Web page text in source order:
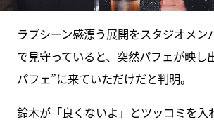
ラブシーン感漂う展開をスタジオメン
で見守っていると、突然パフェが映し
パフェ”に来ていただけだと判明。
鈴木が「良くないよ」とツッコミを入